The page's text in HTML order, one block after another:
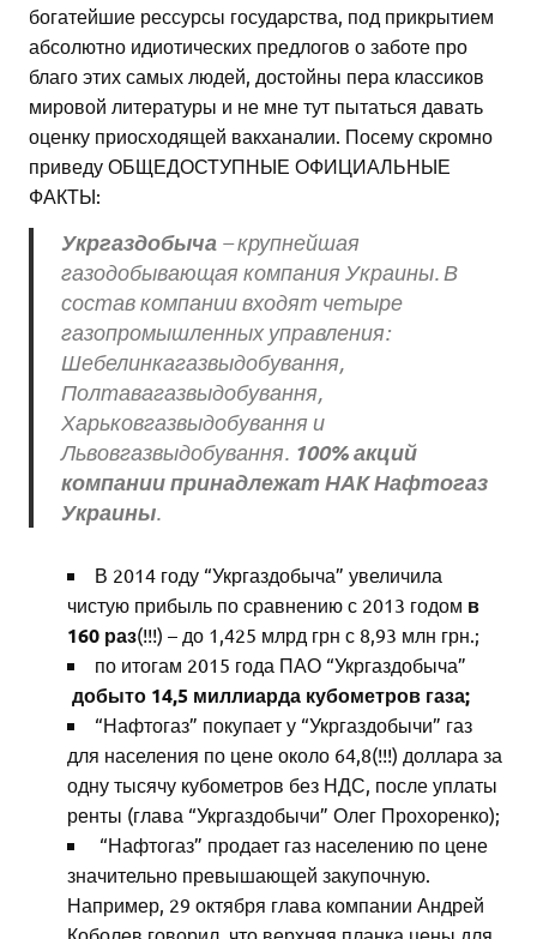
богатейшие рессурсы государства, под прикрытием
абсолютно идиотических предлогов о заботе про
благо этих самых людей, достойны пера классиков
мировой литературы и не мне тут пытаться давать
оценку приосходящей вакханалии. Посему скромно
приведу ОБЩЕДОСТУПНЫЕ ОФИЦИАЛЬНЫЕ
ФАКТЫ:
Укргаздобыча– крупнейшая
газодобывающая компания Украины. В
состав компании входят четыре
газопромышленных управления:
Шебелинкагазвыдобування,
Полтавагазвыдобування,
Харьковгазвыдобування и
Львовгазвыдобування. 100% акций
компании принадлежат НАК Нафтогаз
Украины.
В 2014 году “Укргаздобыча” увеличила
чистую прибыль по сравнению с 2013 годом в
160 раз(!!!) – до 1,425 млрд грн с 8,93 млн грн.;
по итогам 2015 года ПАО “Укргаздобыча”
добыто 14,5 миллиарда кубометров газа;
“Нафтогаз” покупает у “Укргаздобычи” газ
для населения по цене около 64,8(!!!) доллара за
одну тысячу кубометров без НДС, после уплаты
ренты (глава “Укргаздобычи” Олег Прохоренко);
“Нафтогаз” продает газ населению по цене
значительно превышающей закупочную.
Например, 29 октября глава компании Андрей
Коболев говорил, что верхняя планка цены для